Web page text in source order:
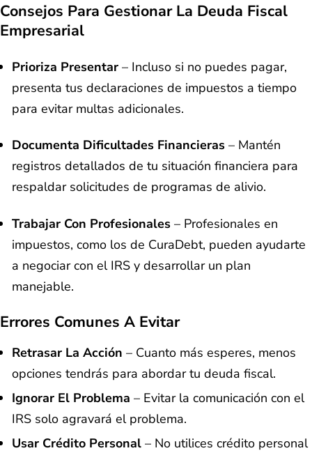
Consejos Para Gestionar La Deuda Fiscal
Empresarial
Prioriza Presentar – Incluso si no puedes pagar,
presenta tus declaraciones de impuestos a tiempo
para evitar multas adicionales.
Documenta Dificultades Financieras – Mantén
registros detallados de tu situación financiera para
respaldar solicitudes de programas de alivio.
Trabajar Con Profesionales – Profesionales en
impuestos, como los de CuraDebt, pueden ayudarte
a negociar con el IRS y desarrollar un plan
manejable.
Errores Comunes A Evitar
Retrasar La Acción – Cuanto más esperes, menos
opciones tendrás para abordar tu deuda fiscal.
Ignorar El Problema – Evitar la comunicación con el
IRS solo agravará el problema.
Usar Crédito Personal – No utilices crédito personal